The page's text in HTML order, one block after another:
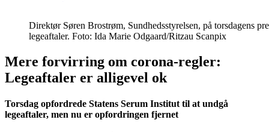
Direktør Søren Brostrøm, Sundhedsstyrelsen, på torsdagens
legeaftaler. Foto: Ida Marie Odgaard/Ritzau Scanpix
Mere forvirring om corona-regler:
Legeaftaler er alligevel ok
Torsdag opfordrede Statens Serum Institut til at undgå
legeaftaler, men nu er opfordringen fjernet